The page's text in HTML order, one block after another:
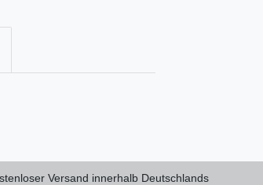
Versand innerhalb Deutschlands